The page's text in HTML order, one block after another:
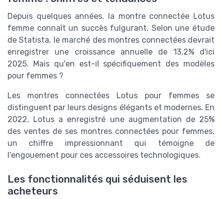
Depuis quelques années, la montre connectée Lotus
femme connaît un succès fulgurant. Selon une étude
de Statista, le marché des montres connectées devrait
enregistrer une croissance annuelle de 13,2% d'ici
2025. Mais qu'en est-il spécifiquement des modèles
pour femmes ?
Les montres connectées Lotus pour femmes se
distinguent par leurs designs élégants et modernes. En
2022, Lotus a enregistré une augmentation de 25%
des ventes de ses montres connectées pour femmes,
un chiffre impressionnant qui témoigne de
l'engouement pour ces accessoires technologiques.
Les fonctionnalités qui séduisent les
acheteurs